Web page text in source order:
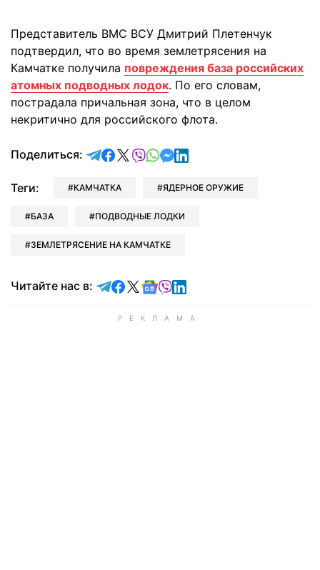
Представитель ВМС ВСУ Дмитрий Плетенчук
подтвердил, что во время землетрясения на
Камчатке получила повреждения база российских
атомных подводных лодок. По его словам,
пострадала причальная зона, что в целом
некритично для российского флота.
Поделиться: отправить в Telegram
поделиться в Facebook
поделиться в X
отправить в Viber
отправить в Whatsapp
отправить в Messenger
отправить в LinkedIn
Теги: КАМЧАТКА ЯДЕРНОЕ ОРУЖИЕ
БАЗА ПОДВОДНЫЕ ЛОДКИ
ЗЕМЛЕТРЯСЕНИЕ НА КАМЧАТКЕ
Читайте нас в: Читайте в Telegram
Читайте в Facebook
Читайте в X
Читайте в Google news
Читайте в Viber
Читайте в LinkedIn